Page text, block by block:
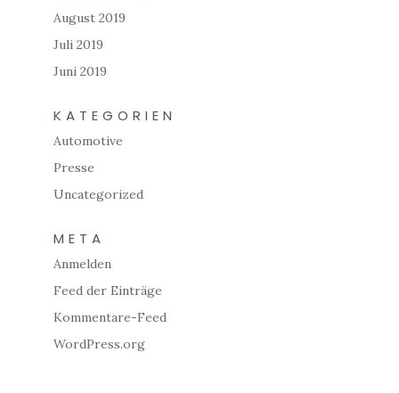
August 2019
Juli 2019
Juni 2019
KATEGORIEN
Automotive
Presse
Uncategorized
META
Anmelden
Feed der Einträge
Kommentare-Feed
WordPress.org